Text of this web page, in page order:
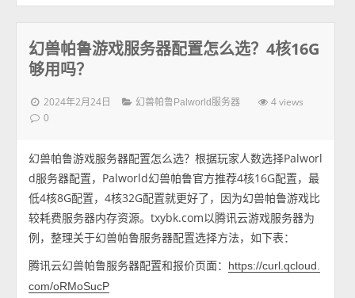
幻兽帕鲁游戏服务器配置怎么选？4核16G
够用吗？
2024年2月24日 幻兽帕鲁Palworld服务器 4 views
0
幻兽帕鲁游戏服务器配置怎么选？根据玩家人数选择Palworl
d服务器配置，Palworld幻兽帕鲁官方推荐4核16G配置，最
低4核8G配置，4核32G配置就更好了，因为幻兽帕鲁游戏比
较耗费服务器内存资源。txybk.com以腾讯云游戏服务器为
例，整理关于幻兽帕鲁服务器配置选择方法，如下表：
腾讯云幻兽帕鲁服务器配置和报价页面：
https://curl.qcloud.
com/oRMoSucP